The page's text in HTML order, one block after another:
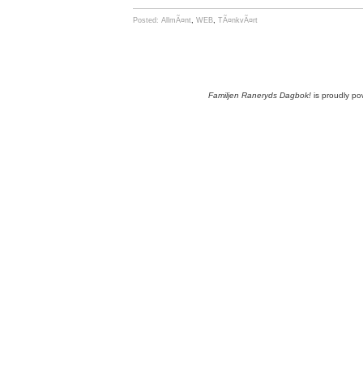
Posted: AllmÃ¤nt, WEB, TÃ¤nkvÃ¤rt
Familjen Raneryds Dagbok! is proudly